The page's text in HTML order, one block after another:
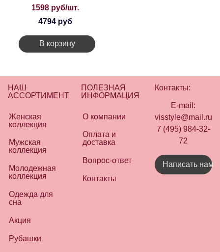
1598 руб/шт.
4794 руб
В корзину
НАШ
АССОРТИМЕНТ
Женская
коллекция
Мужская
коллекция
Молодежная
коллекция
Одежда для
сна
Акция
Рубашки
ПОЛЕЗНАЯ
ИНФОРМАЦИЯ
О компании
Оплата и
доставка
Вопрос-ответ
Контакты
Контакты:
E-mail:
visstyle@mail.ru
7 (495) 984-32-
72
Написать нам